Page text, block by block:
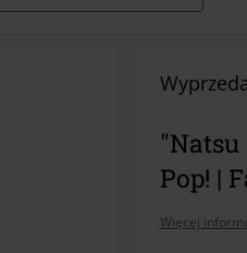
Pop! |
Więcej